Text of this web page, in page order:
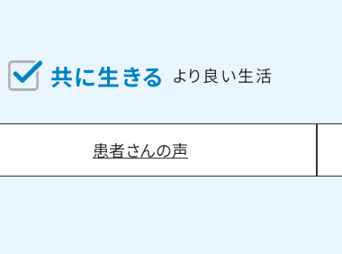
共に生きる より良い生活
患者さんの声